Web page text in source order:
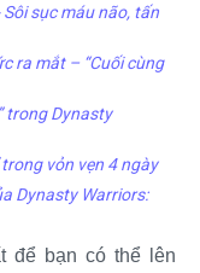
sục máu não, tấn
ra mắt – “Cuối cùng
trong Dynasty
vỏn vẹn 4 ngày
Dynasty Warriors:
để bạn có thể lên